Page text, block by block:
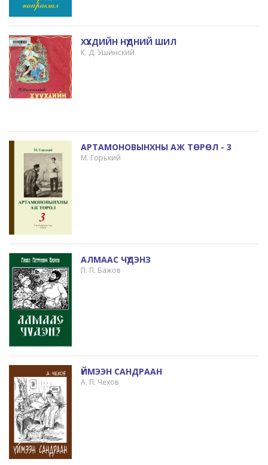
ХҮҮХДИЙН НҮДНИЙ ШИЛ
К. Д. Ушинский
АРТАМОНОВЫНХНЫ АЖ ТӨРӨЛ - 3
М. Горький
АЛМААС ЧҮДЭНЗ
П. П. Бажов
ҮЙМЭЭН САНДРААН
А. П. Чехов